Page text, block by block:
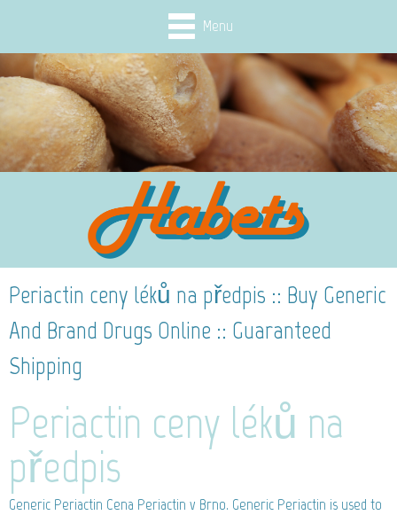
Menu
Periactin ceny léků na předpis :: Buy Generic
And Brand Drugs Online :: Guaranteed
Shipping
Periactin ceny léků na
předpis
Generic Periactin Cena Periactin v Brno. Generic Periactin is used to